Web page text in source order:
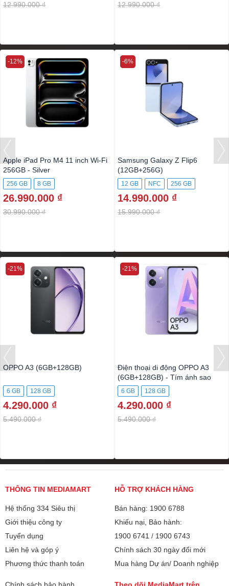
12.990.000 ₫ 12.990.000 ₫
Apple iPad Pro M4 11 inch Wi-Fi
256GB - Silver
256 GB 8 GB
26.990.000 ₫
30.990.000 ₫
-12%
Samsung Galaxy Z Flip6
(12GB+256G)
12 GB NFC 256 GB
14.990.000 ₫
15.990.000 ₫
-6%
OPPO A3 (6GB+128GB)
6 GB 128 GB
4.290.000 ₫
5.490.000 ₫
-21%
Điện thoại di động OPPO A3
(6GB+128GB) - Tím ánh sao
6 GB 128 GB
4.290.000 ₫
5.490.000 ₫
-21%
THÔNG TIN MEDIAMART
Hệ thống 334 Siêu thị
Giới thiệu công ty
Tuyển dụng
Liên hệ và góp ý
Phương thức thanh toán
HỖ TRỢ KHÁCH HÀNG
Bán hàng: 1900 6788
Khiếu nại, Bảo hành:
1900 6741 / 1900 6743
Chính sách 30 ngày đổi mới
Mua hàng Dự án/ Doanh nghiệp